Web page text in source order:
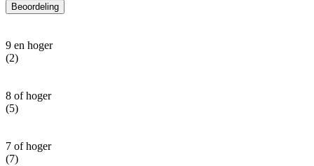
Beoordeling
9 en hoger
(2)
8 of hoger
(5)
7 of hoger
(7)